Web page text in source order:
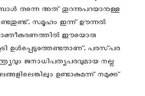
തന്നെ അത്‌ തുറന്നുപറയാനുള്ള
സമൂഹം ഇന്ന്‌ ഊന്നൽ
ഈയൊരു
ഉൾപ്പെടുത്തേണ്ടതാണ്‌. പരസ്‌പര
ജനാധിപത്യപരവുമായ നല്ല
ഉണ്ടാകുമന്ന്‌ നമുക്ക്‌